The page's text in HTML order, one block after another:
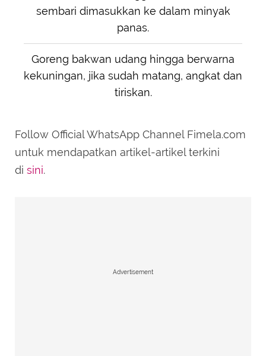
sembari dimasukkan ke dalam minyak
panas.
Goreng bakwan udang hingga berwarna
kekuningan, jika sudah matang, angkat dan
tiriskan.
Follow Official WhatsApp Channel Fimela.com
untuk mendapatkan artikel-artikel terkini
di sini.
Advertisement